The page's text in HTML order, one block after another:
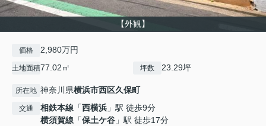
【外観】
価格 2,980万円
土地面積77.02㎡ 坪数 23.29坪
所在地 神奈川県横浜市西区久保町
交通 相鉄本線 「西横浜 」駅 徒歩9分
横須賀線 「保土ケ谷 」駅 徒歩17分